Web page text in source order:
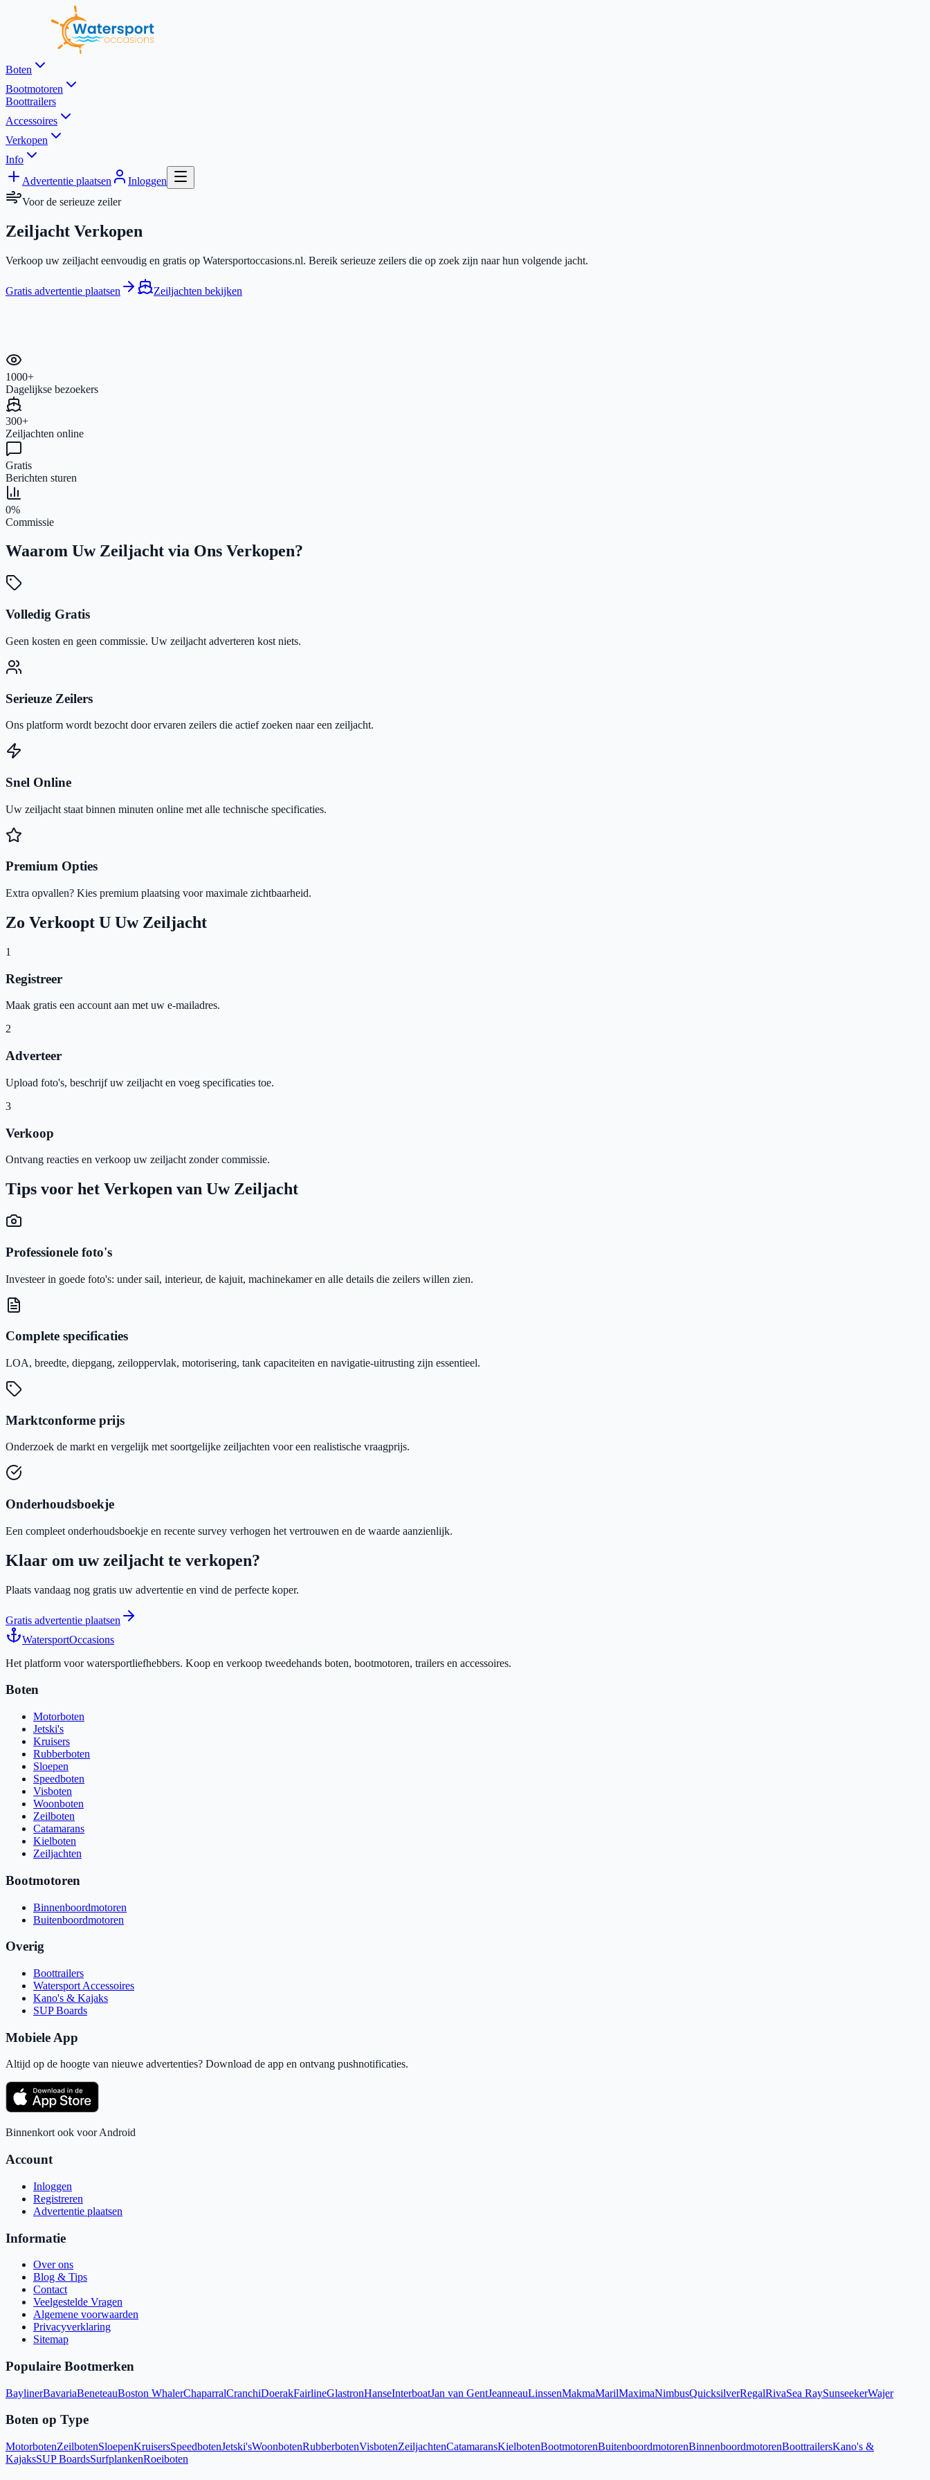
Boten
Bootmotoren
Boottrailers
Accessoires
Verkopen
Info
Advertentie plaatsen
Inloggen
Voor de serieuze zeiler
Zeiljacht Verkopen
Verkoop uw zeiljacht eenvoudig en gratis op Watersportoccasions.nl. Bereik serieuze zeilers die op zoek zijn naar hun volgende jacht.
Gratis advertentie plaatsen Zeiljachten bekijken
1000+
Dagelijkse bezoekers
300+
Zeiljachten online
Gratis
Berichten sturen
0%
Commissie
Waarom Uw Zeiljacht via Ons Verkopen?
Volledig Gratis
Geen kosten en geen commissie. Uw zeiljacht adverteren kost niets.
Serieuze Zeilers
Ons platform wordt bezocht door ervaren zeilers die actief zoeken naar een zeiljacht.
Snel Online
Uw zeiljacht staat binnen minuten online met alle technische specificaties.
Premium Opties
Extra opvallen? Kies premium plaatsing voor maximale zichtbaarheid.
Zo Verkoopt U Uw Zeiljacht
1
Registreer
Maak gratis een account aan met uw e-mailadres.
2
Adverteer
Upload foto's, beschrijf uw zeiljacht en voeg specificaties toe.
3
Verkoop
Ontvang reacties en verkoop uw zeiljacht zonder commissie.
Tips voor het Verkopen van Uw Zeiljacht
Professionele foto's
Investeer in goede foto's: under sail, interieur, de kajuit, machinekamer en alle details die zeilers willen zien.
Complete specificaties
LOA, breedte, diepgang, zeiloppervlak, motorisering, tank capaciteiten en navigatie-uitrusting zijn essentieel.
Marktconforme prijs
Onderzoek de markt en vergelijk met soortgelijke zeiljachten voor een realistische vraagprijs.
Onderhoudsboekje
Een compleet onderhoudsboekje en recente survey verhogen het vertrouwen en de waarde aanzienlijk.
Klaar om uw zeiljacht te verkopen?
Plaats vandaag nog gratis uw advertentie en vind de perfecte koper.
Gratis advertentie plaatsen
WatersportOccasions
Het platform voor watersportliefhebbers. Koop en verkoop tweedehands boten, bootmotoren, trailers en accessoires.
Boten
Motorboten
Jetski's
Kruisers
Rubberboten
Sloepen
Speedboten
Visboten
Woonboten
Zeilboten
Catamarans
Kielboten
Zeiljachten
Bootmotoren
Binnenboordmotoren
Buitenboordmotoren
Overig
Boottrailers
Watersport Accessoires
Kano's & Kajaks
SUP Boards
Mobiele App
Altijd op de hoogte van nieuwe advertenties? Download de app en ontvang pushnotificaties.
Binnenkort ook voor Android
Account
Inloggen
Registreren
Advertentie plaatsen
Informatie
Over ons
Blog & Tips
Contact
Veelgestelde Vragen
Algemene voorwaarden
Privacyverklaring
Sitemap
Populaire Bootmerken
BaylinerBavariaBeneteauBoston WhalerChaparralCranchiDoerakFairlineGlastronHanseInterboatJan van GentJeanneauLinssenMakmaMarilMaximaNimbusQuicksilverRegalRivaSea RaySunseekerWajer
Boten op Type
MotorbotenZeilbotenSloepenKruisersSpeedbotenJetski'sWoonbotenRubberbotenVisbotenZeiljachtenCatamaransKielbotenBootmotorenBuitenboordmotorenBinnenboordmotorenBoottrailersKano's &
KajaksSUP BoardsSurfplankenRoeiboten